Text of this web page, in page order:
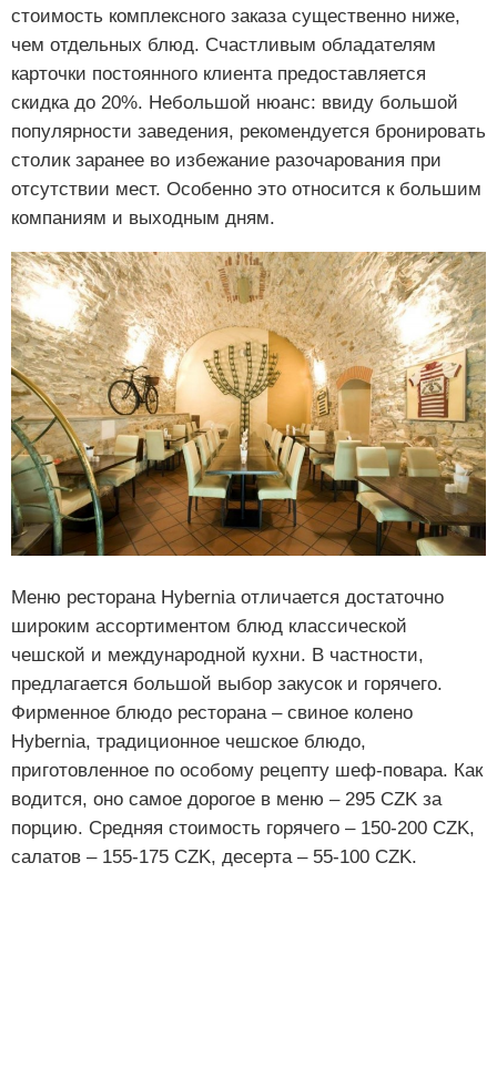
стоимость комплексного заказа существенно ниже,
чем отдельных блюд. Счастливым обладателям
карточки постоянного клиента предоставляется
скидка до 20%. Небольшой нюанс: ввиду большой
популярности заведения, рекомендуется бронировать
столик заранее во избежание разочарования при
отсутствии мест. Особенно это относится к большим
компаниям и выходным дням.
Меню ресторана Hybernia отличается достаточно
широким ассортиментом блюд классической
чешской и международной кухни. В частности,
предлагается большой выбор закусок и горячего.
Фирменное блюдо ресторана – свиное колено
Hybernia, традиционное чешское блюдо,
приготовленное по особому рецепту шеф-повара. Как
водится, оно самое дорогое в меню – 295 CZK за
порцию. Средняя стоимость горячего – 150-200 CZK,
салатов – 155-175 CZK, десерта – 55-100 CZK.